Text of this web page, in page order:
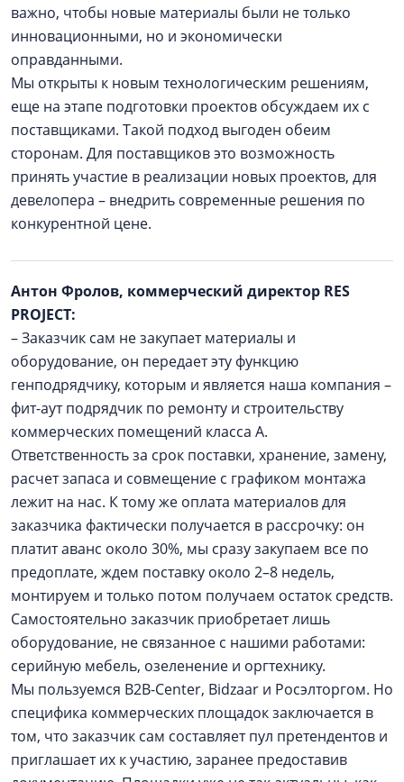
важно, чтобы новые материалы были не только
инновационными, но и экономически
оправданными.
Мы открыты к новым технологическим решениям,
еще на этапе подготовки проектов обсуждаем их с
поставщиками. Такой подход выгоден обеим
сторонам. Для поставщиков это возможность
принять участие в реализации новых проектов, для
девелопера – внедрить современные решения по
конкурентной цене.
Антон Фролов, коммерческий директор RES
PROJECT:
– Заказчик сам не закупает материалы и
оборудование, он передает эту функцию
генподрядчику, которым и является наша компания –
фит-аут подрядчик по ремонту и строительству
коммерческих помещений класса А.
Ответственность за срок поставки, хранение, замену,
расчет запаса и совмещение с графиком монтажа
лежит на нас. К тому же оплата материалов для
заказчика фактически получается в рассрочку: он
платит аванс около 30%, мы сразу закупаем все по
предоплате, ждем поставку около 2–8 недель,
монтируем и только потом получаем остаток средств.
Самостоятельно заказчик приобретает лишь
оборудование, не связанное с нашими работами:
серийную мебель, озеленение и оргтехнику.
Мы пользуемся B2B-Center, Bidzaar и Росэлторгом. Но
специфика коммерческих площадок заключается в
том, что заказчик сам составляет пул претендентов и
приглашает их к участию, заранее предоставив